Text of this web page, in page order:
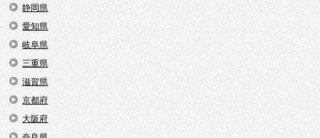
静岡県
愛知県
岐阜県
三重県
滋賀県
京都府
大阪府